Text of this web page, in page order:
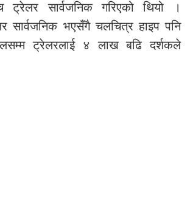
ट्रेलर सार्वजनिक गरिएको थियो ।
सार्वजनिक भएसँगै चलचित्र हाइप पनि
ट्रेलरलाई ४ लाख बढि दर्शकले